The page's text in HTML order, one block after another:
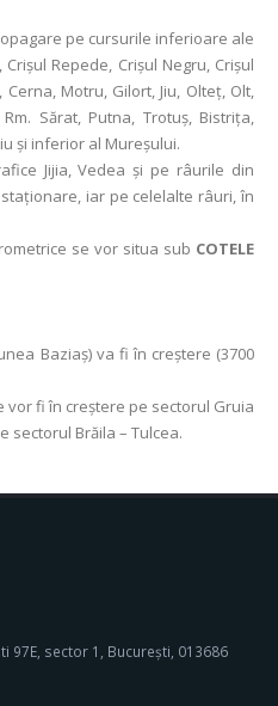
pe cursurile inferioare ale
Repede, Crişul Negru, Crişul
Motru, Gilort, Jiu, Olteț, Olt,
Sărat, Putna, Trotuş, Bistriţa,
și inferior al Mureșului.
Jijia, Vedea și pe râurile din
iar pe celelalte râuri, în
se vor situa sub COTELE
Baziaş) va fi în creștere (3700
vor fi în creştere pe sectorul Gruia
sectorul Brăila – Tulcea.
97E, sector 1, București, 013686